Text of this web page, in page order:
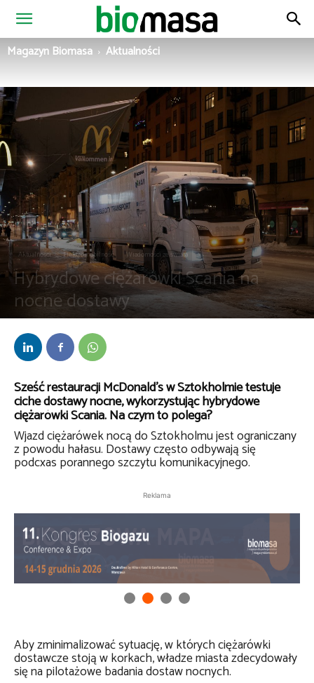
Magazyn
Magazyn Biomasa Aktualności
Aktualności Elektromobilność Wiadomości ze świata
Hybrydowe ciężarówki Scania na
nocne dostawy
Przez kaef-
Sześć restauracji McDonald’s w Sztokholmie testuje
ciche dostawy nocne, wykorzystując hybrydowe
ciężarówki Scania. Na czym to polega?
Wjazd ciężarówek nocą do Sztokholmu jest ograniczany
z powodu hałasu. Dostawy często odbywają się
podcxas porannego szczytu komunikacyjnego.
Reklama
Aby zminimalizować sytuację, w których ciężarówki
dostawcze stoją w korkach, władze miasta zdecydowały
się na pilotażowe badania dostaw nocnych.